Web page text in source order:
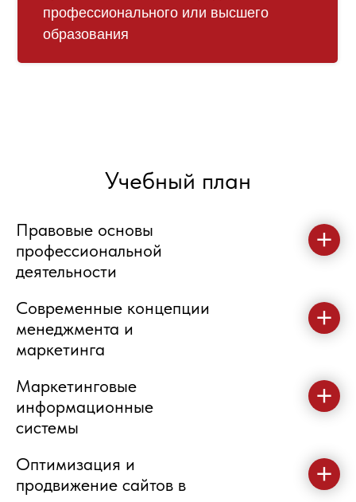
профессионального или высшего
образования
Оптимизация и
продвижение сайтов в
Учебный план
Правовые основы
профессиональной
деятельности
Современные концепции
менеджмента и
маркетинга
Маркетинговые
информационные
системы